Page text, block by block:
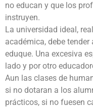
no educan y que los
instruyen.
La universidad ideal,
académica, debe
eduque. Una excesiva
lado y por otro
Aun las clases de
si no dotaran a los
prácticos, si no fuesen